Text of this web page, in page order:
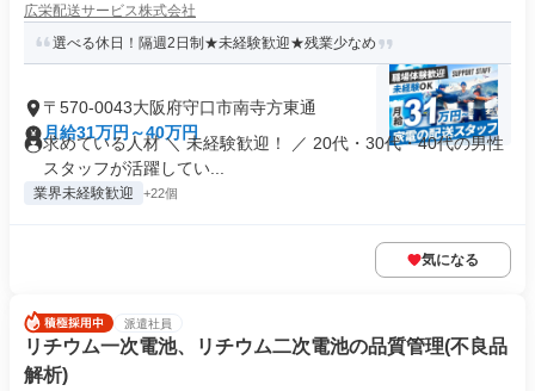
広栄配送サービス株式会社
選べる休日！隔週2日制★未経験歓迎★残業少なめ
〒570-0043大阪府守口市南寺方東通
月給31万円～40万円
求めている人材 ＼ 未経験歓迎！ ／ 20代・30代・40代の男性
スタッフが活躍してい...
業界未経験歓迎 +22個
気になる
派遣社員
リチウム一次電池、リチウム二次電池の品質管理(不良品
解析)